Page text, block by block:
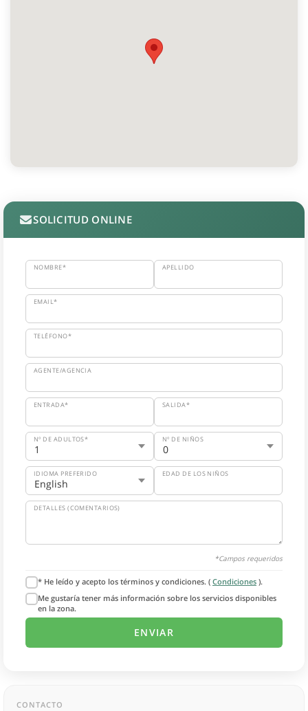
SOLICITUD ONLINE
NOMBRE* APELLIDO
EMAIL*
TELÉFONO*
AGENTE/AGENCIA
ENTRADA* SALIDA*
Nº DE ADULTOS* Nº DE NIÑOS
IDIOMA PREFERIDO EDAD DE LOS NIÑOS
DETALLES (COMENTARIOS)
*Campos requeridos
* He leído y acepto los términos y condiciones. ( Condiciones ).
Me gustaría tener más información sobre los servicios disponibles
en la zona.
CONTACTO